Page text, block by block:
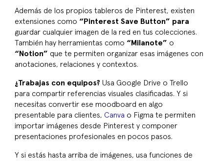
Además de los propios tableros de Pinterest, existen
extensiones como “Pinterest Save Button” para
guardar cualquier imagen de la red en tus colecciones.
También hay herramientas como “Milanote” o
“Notion” que te permiten organizar esas imágenes con
anotaciones, relaciones y contextos.
¿Trabajas con equipos? Usa Google Drive o Trello
para compartir referencias visuales clasificadas. Y si
necesitas convertir ese moodboard en algo
presentable para clientes, Canva o Figma te permiten
importar imágenes desde Pinterest y componer
presentaciones profesionales en pocos pasos.
Y si estás hasta arriba de imágenes, usa funciones de